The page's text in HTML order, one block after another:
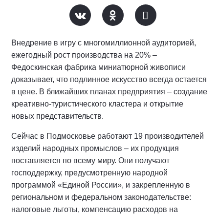
Внедрение в игру с многомиллионной аудиторией,
ежегодный рост производства на 20% –
Федоскинская фабрика миниатюрной живописи
доказывает, что подлинное искусство всегда остается
в цене. В ближайших планах предприятия – создание
креативно-туристического кластера и открытие
новых представительств.
Сейчас в Подмосковье работают 19 производителей
изделий народных промыслов – их продукция
поставляется по всему миру. Они получают
господдержку, предусмотренную народной
программой «Единой России», и закрепленную в
региональном и федеральном законодательстве:
налоговые льготы, компенсацию расходов на